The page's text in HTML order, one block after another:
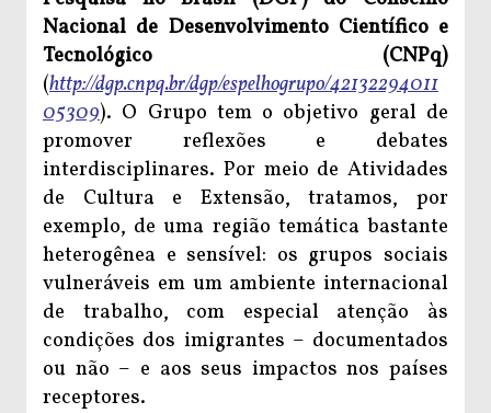
Nacional de Desenvolvimento Científico e
Tecnológico (CNPq)
(http://dgp.cnpq.br/dgp/espelhogrupo/42132294011
05309). O Grupo tem o objetivo geral de
promover reflexões e debates
interdisciplinares. Por meio de Atividades
de Cultura e Extensão, tratamos, por
exemplo, de uma região temática bastante
heterogênea e sensível: os grupos sociais
vulneráveis em um ambiente internacional
de trabalho, com especial atenção às
condições dos imigrantes – documentados
ou não – e aos seus impactos nos países
receptores.